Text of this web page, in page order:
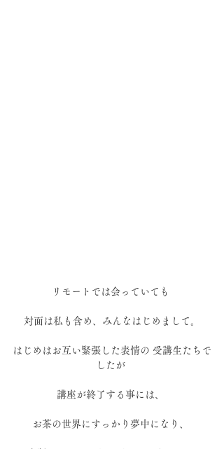
リモートでは会っていても
対面は私も含め、みんなはじめまして。
はじめはお互い緊張した表情の 受講生たちで
したが
講座が終了する事には、
お茶の世界にすっかり夢中になり、